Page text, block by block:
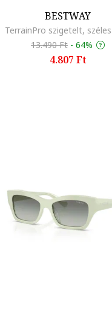
BESTWAY
13.490 Ft - 64%
4.807 Ft